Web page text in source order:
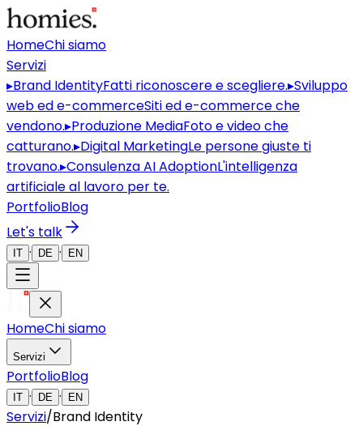
HomeChi siamo
Servizi
▸Brand IdentityFatti riconoscere e scegliere.▸Sviluppo
web ed e-commerceSiti ed e-commerce che
vendono.▸Produzione MediaFoto e video che
catturano.▸Digital MarketingLe persone giuste ti
trovano.▸Consulenza AI AdoptionL'intelligenza
artificiale al lavoro per te.
PortfolioBlog
Let's talk
IT · DE · EN
HomeChi siamo
Servizi
PortfolioBlog
IT · DE · EN
Servizi/Brand Identity